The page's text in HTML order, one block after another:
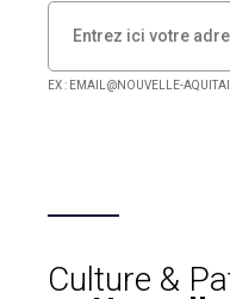
EX : EMAIL@NOUVELLE-
Culture &